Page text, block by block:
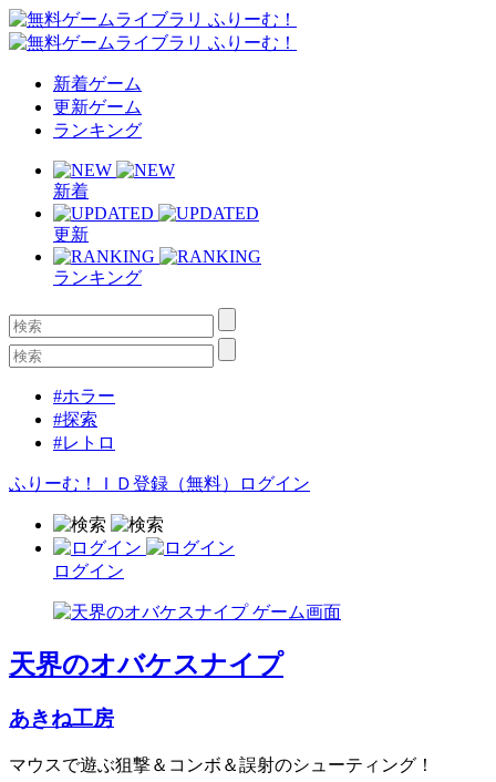
新着ゲーム
更新ゲーム
ランキング
新着
更新
ランキング
#ホラー
#探索
#レトロ
ふりーむ！ＩＤ登録（無料） ログイン
ログイン
天界のオバケスナイプ
あきね工房
マウスで遊ぶ狙撃＆コンボ＆誤射のシューティング！